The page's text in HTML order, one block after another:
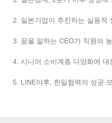
2. 일본기업이 추진하는 실용적
3. 꿈을 말하는 CEO가 직원의
4. 시니어 소비계층 다양화에
5. LINE야후, 한일협력의 성공